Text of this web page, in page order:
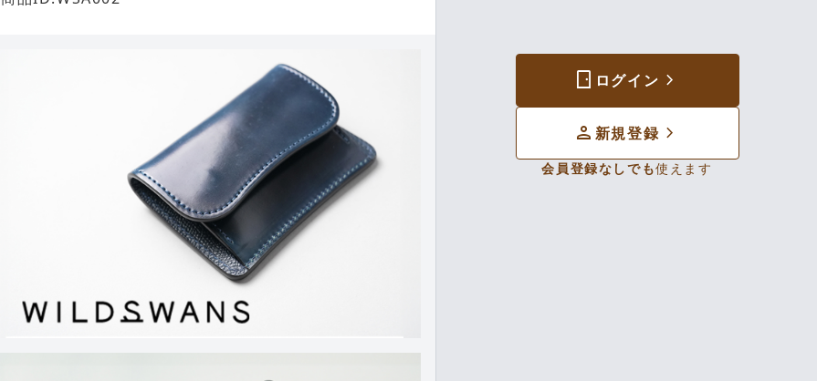
sensor_door ログイン chevron_forward
person 新規登録 chevron_forward
会員登録なしでも使えます